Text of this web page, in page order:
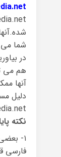
شده.
شما می
در
هم می
آنها
دلیل
نکته
۱-